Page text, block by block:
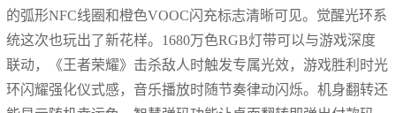
的弧形NFC线圈和橙色VOOC闪充标志清晰可见。觉醒光环系
统这次也玩出了新花样。1680万色RGB灯带可以与游戏深度
联动，《王者荣耀》击杀敌人时触发专属光效，游戏胜利时光
环闪耀强化仪式感，音乐播放时随节奏律动闪烁。机身翻转还